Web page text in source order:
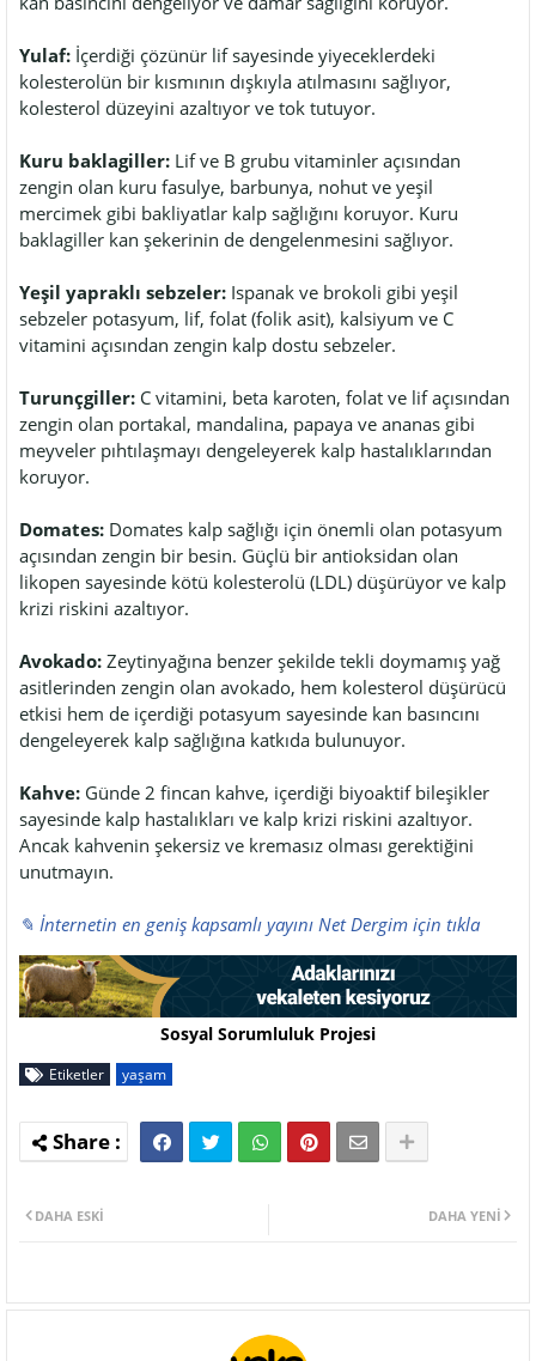
Yulaf: İçerdiği çözünür lif sayesinde yiyeceklerdeki
kolesterolün bir kısmının dışkıyla atılmasını sağlıyor,
kolesterol düzeyini azaltıyor ve tok tutuyor.
Kuru baklagiller: Lif ve B grubu vitaminler açısından
zengin olan kuru fasulye, barbunya, nohut ve yeşil
mercimek gibi bakliyatlar kalp sağlığını koruyor. Kuru
baklagiller kan şekerinin de dengelenmesini sağlıyor.
Yeşil yapraklı sebzeler: Ispanak ve brokoli gibi yeşil
sebzeler potasyum, lif, folat (folik asit), kalsiyum ve C
vitamini açısından zengin kalp dostu sebzeler.
Turunçgiller: C vitamini, beta karoten, folat ve lif açısından
zengin olan portakal, mandalina, papaya ve ananas gibi
meyveler pıhtılaşmayı dengeleyerek kalp hastalıklarından
koruyor.
Domates: Domates kalp sağlığı için önemli olan potasyum
açısından zengin bir besin. Güçlü bir antioksidan olan
likopen sayesinde kötü kolesterolü (LDL) düşürüyor ve kalp
krizi riskini azaltıyor.
Avokado: Zeytinyağına benzer şekilde tekli doymamış yağ
asitlerinden zengin olan avokado, hem kolesterol düşürücü
etkisi hem de içerdiği potasyum sayesinde kan basıncını
dengeleyerek kalp sağlığına katkıda bulunuyor.
Kahve: Günde 2 fincan kahve, içerdiği biyoaktif bileşikler
sayesinde kalp hastalıkları ve kalp krizi riskini azaltıyor.
Ancak kahvenin şekersiz ve kremasız olması gerektiğini
unutmayın.
✎ İnternetin en geniş kapsamlı yayını Net Dergim için tıkla
Sosyal Sorumluluk Projesi
Etiketler yaşam
DAHA YENI
DAHA ESKI